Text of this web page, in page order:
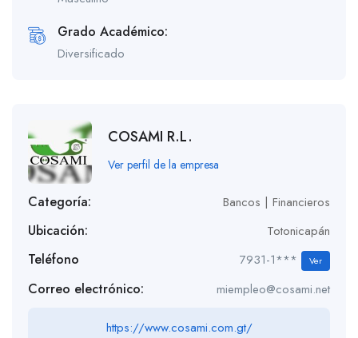
Grado Académico:
Diversificado
COSAMI R.L.
Ver perfil de la empresa
Categoría: Bancos | Financieros
Ubicación: Totonicapán
Teléfono 7931-1*** Ver
Correo electrónico: miempleo@cosami.net
https://www.cosami.com.gt/